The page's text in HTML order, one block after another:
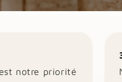
notre priorité